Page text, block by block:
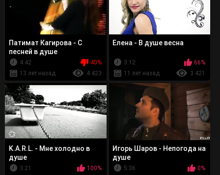
Патимат Кагирова - С
песней в душе
4:42
40%
13 лет назад
4 423
Елена - В душе весна
3:12
66%
11 лет назад
3 421
K.A.R.L. - Мне холодно в
душе
3:21
100%
Игорь Шаров - Непогода на
душе
5:36
0%